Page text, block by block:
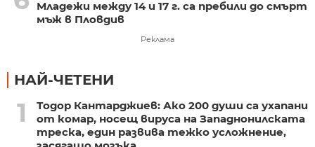
Младежи между 14 и 17 г. са пребили до смърт
мъж в Пловдив
Реклама
НАЙ-ЧЕТЕНИ
1
Тодор Кантарджиев: Ако 200 души са ухапани
от комар, носещ вируса на Западнонилската
треска, един развива тежко усложнение,